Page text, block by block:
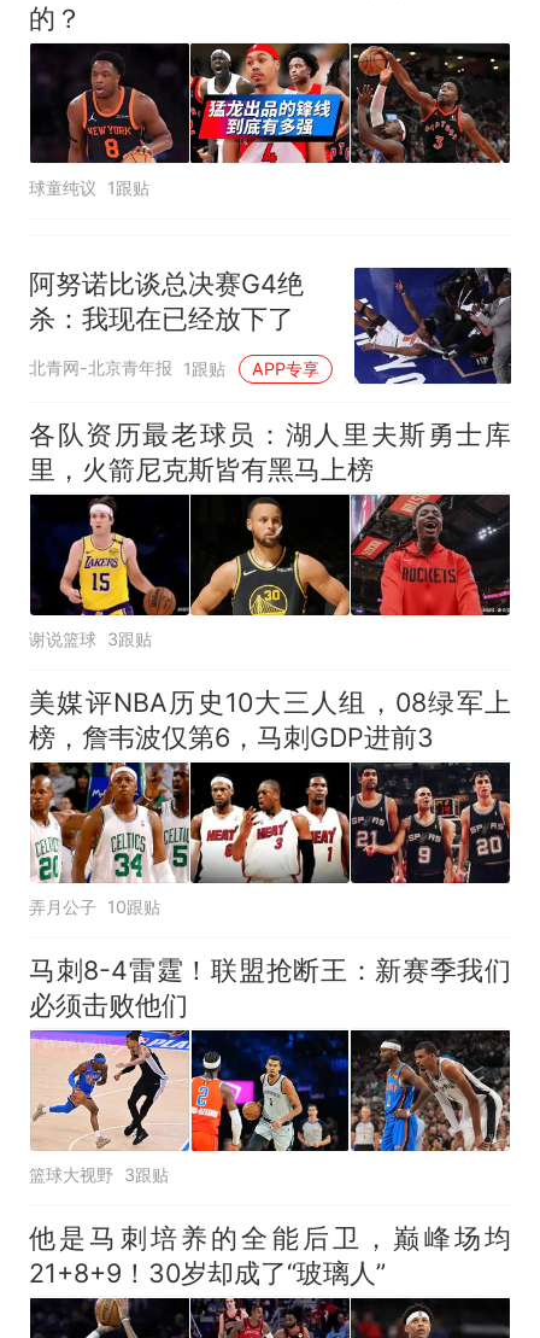
的？
球童纯议 1跟贴
阿努诺比谈总决赛G4绝
杀：我现在已经放下了
北青网-北京青年报 1跟贴 APP专享
各队资历最老球员：湖人里夫斯勇士库
里，火箭尼克斯皆有黑马上榜
谢说篮球 3跟贴
美媒评NBA历史10大三人组，08绿军上
榜，詹韦波仅第6，马刺GDP进前3
弄月公子 10跟贴
马刺8-4雷霆！联盟抢断王：新赛季我们
必须击败他们
篮球大视野 3跟贴
他是马刺培养的全能后卫，巅峰场均
21+8+9！30岁却成了“玻璃人”